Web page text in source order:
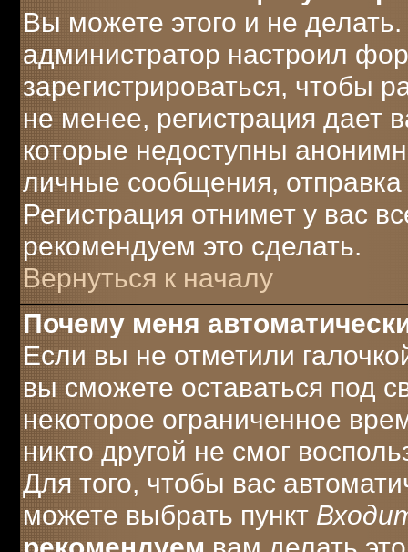
Вы можете этого и не делать.
администратор настроил
зарегистрироваться, чтобы
не менее, регистрация дает
которые недоступны
личные сообщения, отправка
Регистрация отнимет у вас
рекомендуем это сделать.
Вернуться к началу
Почему меня
Если вы не отметили
вы сможете оставаться под
некоторое ограниченное
никто другой не смог
Для того, чтобы вас
можете выбрать пункт